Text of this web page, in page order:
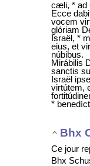
cæli, * ad
Ecce
vocem
glóriam
Israël, *
eius, et
núbibus.
Mirábilis
sanctis
Israël
virtútem,
*
Bhx
Ce jour
Bhx